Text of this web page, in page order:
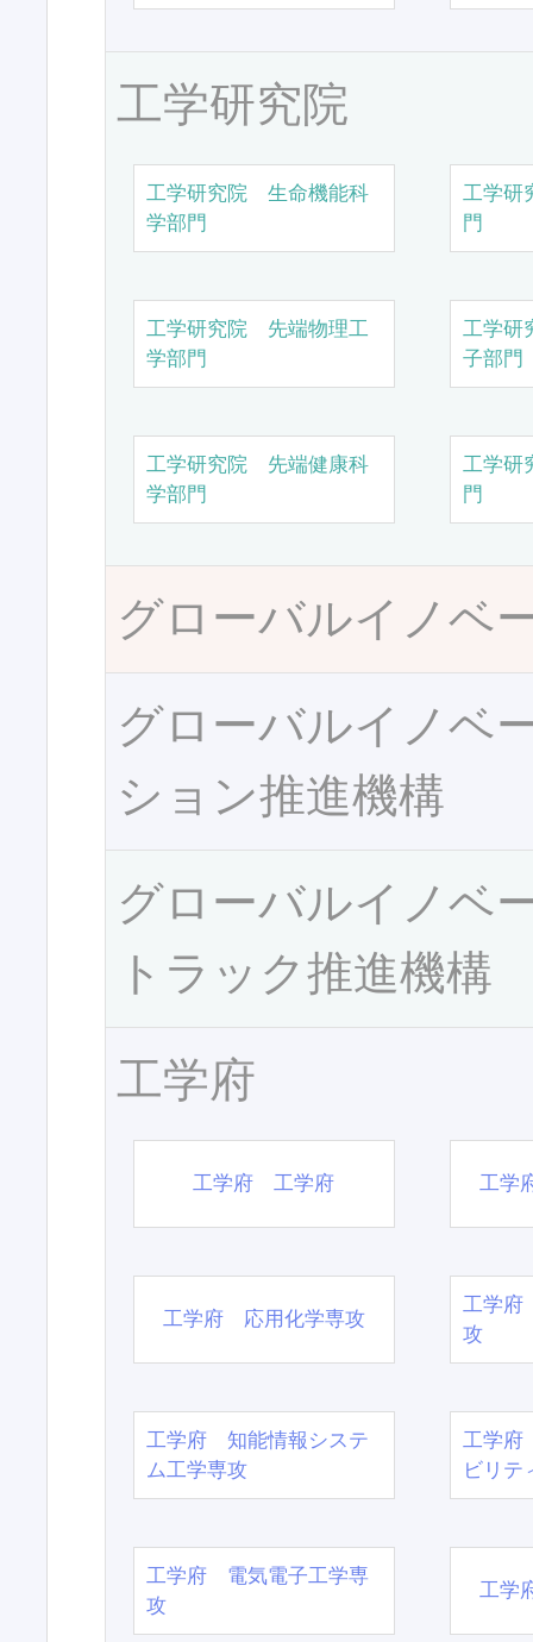
工学研究院
工学研究院 生命機能科
学部門
工学研
門
工学研究院 先端物理工
学部門
工学研
子部門
工学研究院 先端健康科
学部門
工学研
門
グローバルイノベ
グローバルイノベ
ション推進機構
グローバルイノベ
トラック推進機構
工学府
工学府 工学府 工学
工学府 応用化学専攻
工学府
攻
工学府 知能情報システ
ム工学専攻
工学府
ビリテ
工学府 電気電子工学専
攻
工学